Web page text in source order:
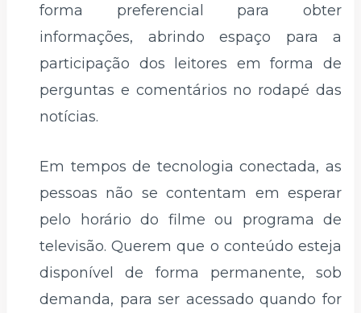
forma preferencial para obter
informações, abrindo espaço para a
participação dos leitores em forma de
perguntas e comentários no rodapé das
notícias.
Em tempos de tecnologia conectada, as
pessoas não se contentam em esperar
pelo horário do filme ou programa de
televisão. Querem que o conteúdo esteja
disponível de forma permanente, sob
demanda, para ser acessado quando for